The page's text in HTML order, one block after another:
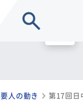
要人の動き